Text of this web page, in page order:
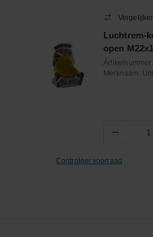
Luchtrem-
open
Artikelnummer:
Merknaam:
− Aantal
Controleer voorraad